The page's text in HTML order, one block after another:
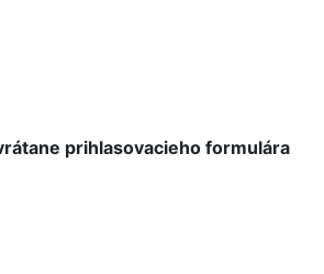
prihlasovacieho formulára